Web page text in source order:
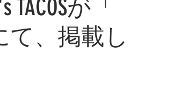
が「
、掲載し